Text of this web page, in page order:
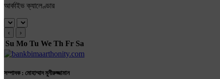
আর্কাইভ ক্যালেণ্ডার
‹ ›
Su Mo Tu We Th Fr Sa
সম্পাদক : মোহাম্মাদ মুনীরুজ্জামান